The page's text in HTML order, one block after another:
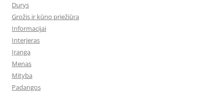
Durys
Grožis ir kūno priežiūra
Informacijai
Interjeras
Įranga
Menas
Mityba
Padangos